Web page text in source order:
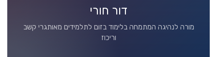
דור חורי
מורה לנהיגה המתמחה בלימוד בזום לתלמידים מאותגרי קשב
וריכוז